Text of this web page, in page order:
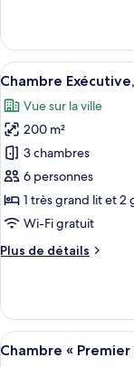
chambres
le
type
de
Chambre
Exécutive,
chambres
Afficher
toutes
les
photos
pour
ce
type
de
chambre :
Chambre
chambres
6
Chambre
Vue sur la ville
200 m²
3 chambres
6 personnes
1 très grand lit et 2
Wi-Fi gratuit
Plus de détails
Plus
le
type
de
Afficher
toutes
7
Chambre «